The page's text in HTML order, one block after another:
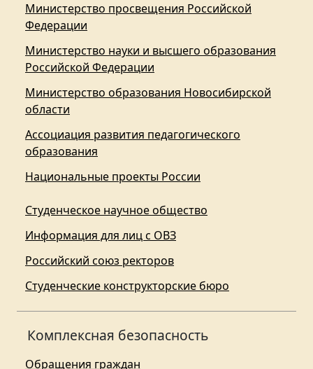
Министерство просвещения Российской
Федерации
Министерство науки и высшего образования
Российской Федерации
Министерство образования Новосибирской
области
Ассоциация развития педагогического
образования
Национальные проекты России
Студенческое научное общество
Информация для лиц с ОВЗ
Российский союз ректоров
Студенческие конструкторские бюро
Комплексная безопасность
Обращения граждан